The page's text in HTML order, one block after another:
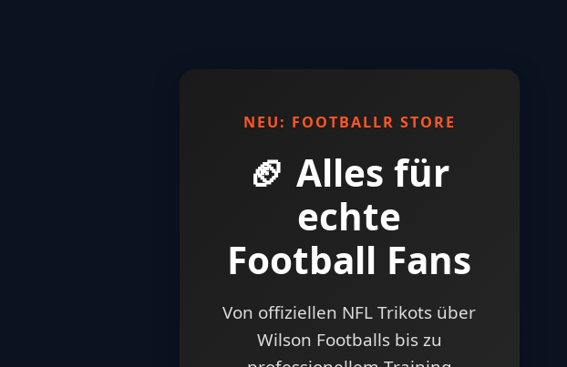
NEU: FOOTBALLR STORE
🏈 Alles für
echte
Football Fans
Von offiziellen NFL Trikots über
Wilson Footballs bis zu